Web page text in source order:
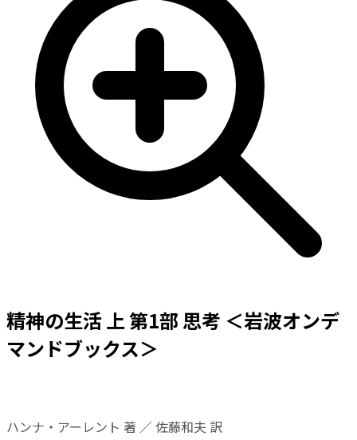
精神の生活 上 第1部 思考 ＜岩波オンデ
マンドブックス＞
ハンナ・アーレント 著 ／ 佐藤和夫 訳